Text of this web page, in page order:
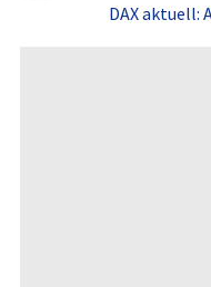
DAX aktuell: